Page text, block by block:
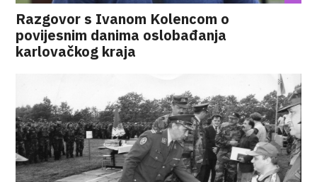
Razgovor s Ivanom Kolencom o
povijesnim danima oslobađanja
karlovačkog kraja